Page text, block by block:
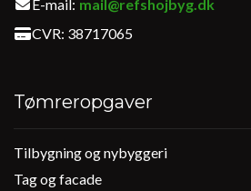
E-mail: mail@refshojbyg.dk
CVR: 38717065
Tømreropgaver
Primær
navigation
Tilbygning og nybyggeri
Tag og facade